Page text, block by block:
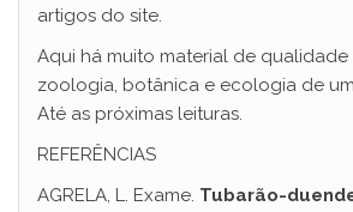
artigos do site.
Aqui há muito material de
zoologia, botânica e ecologia de
Até as próximas leituras.
REFERÊNCIAS
AGRELA, L. Exame. Tubarão-